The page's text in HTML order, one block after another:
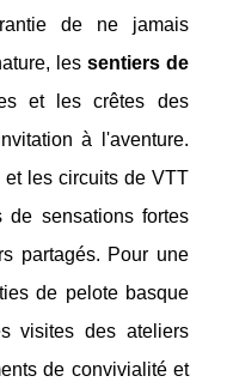
de ne jamais
les sentiers de
et les crêtes des
à l'aventure.
les circuits de VTT
de sensations fortes
partagés. Pour une
de pelote basque
visites des ateliers
de convivialité et